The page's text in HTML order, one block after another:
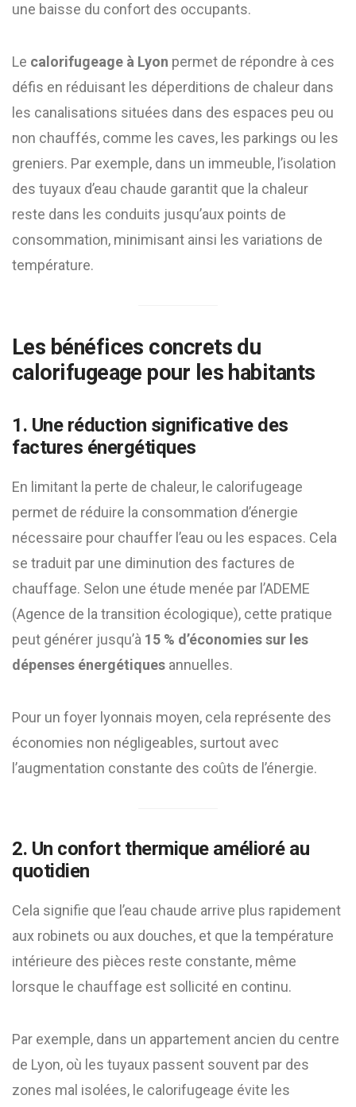
une baisse du confort des occupants.
Le calorifugeage à Lyon permet de répondre à ces
défis en réduisant les déperditions de chaleur dans
les canalisations situées dans des espaces peu ou
non chauffés, comme les caves, les parkings ou les
greniers. Par exemple, dans un immeuble, l’isolation
des tuyaux d’eau chaude garantit que la chaleur
reste dans les conduits jusqu’aux points de
consommation, minimisant ainsi les variations de
température.
Les bénéfices concrets du
calorifugeage pour les habitants
1. Une réduction significative des
factures énergétiques
En limitant la perte de chaleur, le calorifugeage
permet de réduire la consommation d’énergie
nécessaire pour chauffer l’eau ou les espaces. Cela
se traduit par une diminution des factures de
chauffage. Selon une étude menée par l’ADEME
(Agence de la transition écologique), cette pratique
peut générer jusqu’à 15 % d’économies sur les
dépenses énergétiques annuelles.
Pour un foyer lyonnais moyen, cela représente des
économies non négligeables, surtout avec
l’augmentation constante des coûts de l’énergie.
2. Un confort thermique amélioré au
quotidien
Cela signifie que l’eau chaude arrive plus rapidement
aux robinets ou aux douches, et que la température
intérieure des pièces reste constante, même
lorsque le chauffage est sollicité en continu.
Par exemple, dans un appartement ancien du centre
de Lyon, où les tuyaux passent souvent par des
zones mal isolées, le calorifugeage évite les